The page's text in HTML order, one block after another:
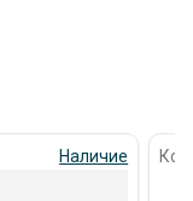
Наличие